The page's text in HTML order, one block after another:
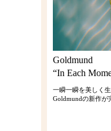
Goldmund
“In Each
一瞬一瞬を美しく
Goldmundの新作が